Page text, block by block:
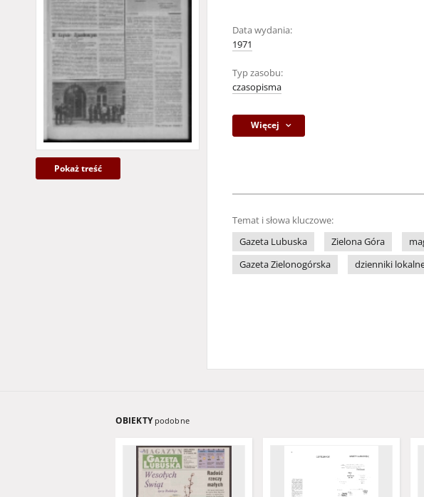
Pokaż treść
Data wydania:
1971
Typ zasobu:
czasopisma
Więcej
Temat i słowa kluczowe:
Gazeta Lubuska
Zielona Góra
Gazeta Zielonogórska
dzienniki
OBIEKTY podobne